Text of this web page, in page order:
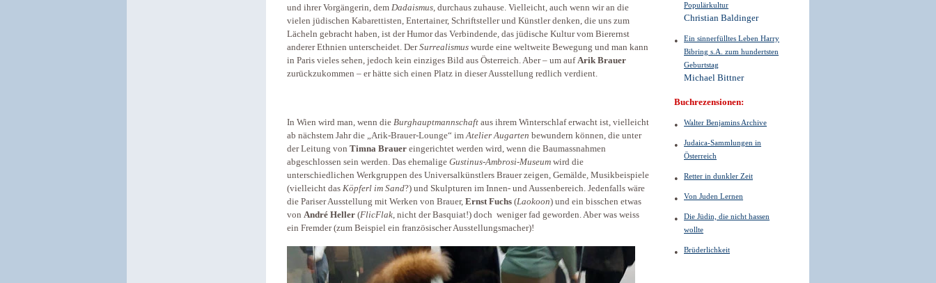
und ihrer Vorgängerin, dem Dadaismus, durchaus zuhause. Vielleicht, auch wenn wir an die
vielen jüdischen Kabarettisten, Entertainer, Schriftsteller und Künstler denken, die uns zum
Lächeln gebracht haben, ist der Humor das Verbindende, das jüdische Kultur vom Bier­ernst
anderer Ethnien unterscheidet. DerSurrealismus wurde eine weltweite Bewegung und man kann
in Paris vieles sehen, jedoch kein einziges Bild aus Österreich. Aber – um aufArik Brauer
zurückzukommen – er hätte sich einen Platz in dieser Ausstellung redlich verdient.
In Wien wird man, wenn die Burghauptmannschaft aus ihrem Winterschlaf erwacht ist, vielleicht
ab nächstem Jahr die „Arik-Brauer-Lounge“ imAtelier Augarten bewundern können, die unter
der Leitung von Timna Brauer eingerichtet werden wird, wenn die Baumassnahmen
abgeschlossen sein werden. Das ehemalige Gustinus-Ambrosi-Museum wird die
unterschiedlichen Werkgruppen des Universalkünstlers Brauer zeigen, Gemälde, Musikbeispiele
(vielleicht das Köpferl im Sand?) und Skulpturen im Innen- und Aussenbereich. Jedenfalls wäre
die Pariser Ausstellung mit Werken von Brauer, Ernst Fuchs (Laokoon) und ein bisschen etwas
von André Heller (FlicFlak, nicht der Basquiat!) doch weniger fad geworden. Aber was weiss
ein Fremder (zum Beispiel ein französischer Ausstellungsmacher)!
Populärkultur
Christian Baldinger
Ein sinnerfülltes Leben Harry
Bibring s.A. zum hundertsten
Geburtstag
Michael Bittner
Buchrezensionen:
Walter Benjamins Archive
Judaica-Sammlungen in
Österreich
Retter in dunkler Zeit
Von Juden Lernen
Die Jüdin, die nicht hassen
wollte
Brüderlichkeit